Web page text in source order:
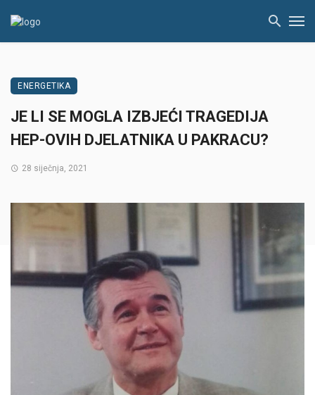
ENERGETIKA
JE LI SE MOGLA IZBJEĆI TRAGEDIJA
HEP-OVIH DJELATNIKA U PAKRACU?
28 siječnja, 2021